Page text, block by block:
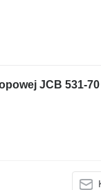
JCB 531-70